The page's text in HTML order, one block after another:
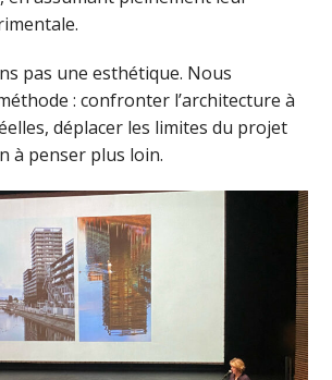
pas une esthétique. Nous
: confronter l’architecture à
déplacer les limites du projet
à penser plus loin.